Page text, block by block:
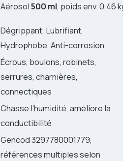
Aérosol500 ml, poids env. 0,46
Dégrippant, Lubrifiant,
Hydrophobe, Anti-corrosion
Écrous, boulons, robinets,
serrures, charnières,
connectiques
Chasse l’humidité, améliore la
conductibilité
Gencod 3297780001779,
références multiples selon